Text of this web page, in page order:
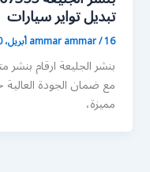
تبديل تواير سيارات
ammar ammar/16 أبريل، 2020
بنشر الجليعة ارقام
مع ضمان الجودة
مميزة،